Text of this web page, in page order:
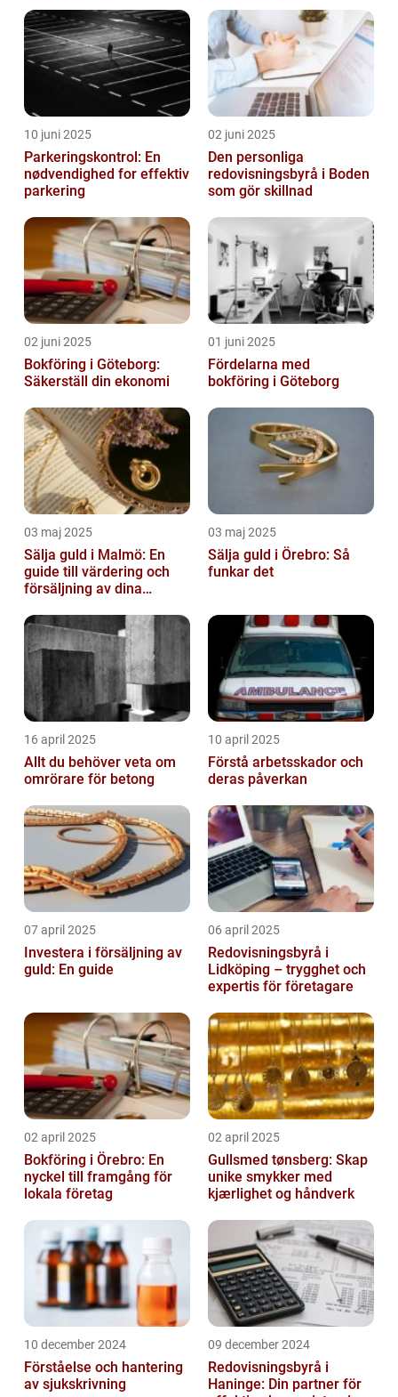
10 juni 2025
Parkeringskontrol: En
nødvendighed for effektiv
parkering
02 juni 2025
Den personliga
redovisningsbyrå i Boden
som gör skillnad
02 juni 2025
Bokföring i Göteborg:
Säkerställ din ekonomi
01 juni 2025
Fördelarna med
bokföring i Göteborg
03 maj 2025
Sälja guld i Malmö: En
guide till värdering och
försäljning av dina
03 maj 2025
Sälja guld i Örebro: Så
funkar det
16 april 2025
Allt du behöver veta om
omrörare för betong
10 april 2025
Förstå arbetsskador och
deras påverkan
07 april 2025
Investera i försäljning av
guld: En guide
06 april 2025
Redovisningsbyrå i
Lidköping – trygghet och
expertis för företagare
02 april 2025
Bokföring i Örebro: En
nyckel till framgång för
lokala företag
02 april 2025
Gullsmed tønsberg: Skap
unike smykker med
kjærlighet og håndverk
10 december 2024
Förståelse och hantering
av sjukskrivning
09 december 2024
Redovisningsbyrå i
Haninge: Din partner för